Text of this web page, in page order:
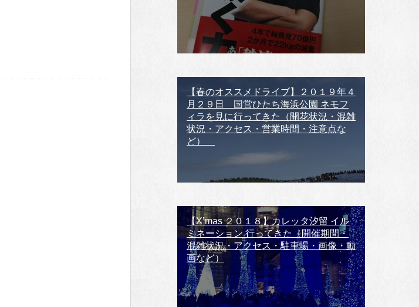
【春のオススメドライブ】２０１９年４
月２９日 国営ひたち海浜公園 ネモフ
ィラを見に行ってきた（開花状況・混雑
状況・アクセス・営業時間・注意点な
ど）
【X’mas ２０１８】カレッタ汐留 イル
ミネーション 行ってきた（開催期間・
混雑状況・アクセス・駐車場・画像・動
画など）